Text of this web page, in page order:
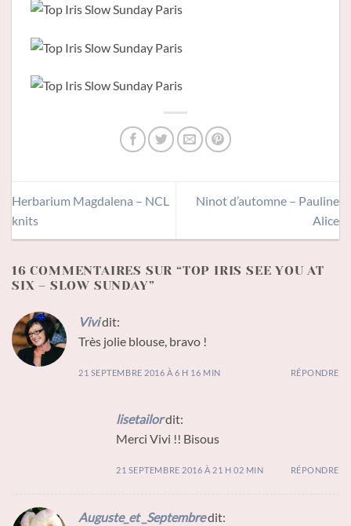
Herbarium Magdalena – NCL
knits
Ninot d’automne – Pauline
Alice
16 COMMENTAIRES SUR “TOP IRIS SEE YOU AT
SIX – SLOW SUNDAY”
Vividit:
Très jolie blouse, bravo !
21 SEPTEMBRE 2016 À 6 H 16 MIN RÉPONDRE
lisetailordit:
Merci Vivi !! Bisous
21 SEPTEMBRE 2016 À 21 H 02 MIN RÉPONDRE
Auguste_et _Septembredit: